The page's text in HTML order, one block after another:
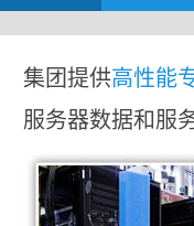
集团提供高性能
服务器数据和服